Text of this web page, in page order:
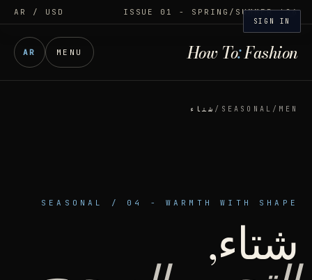
ISSUE 01 - SPRING/SUMMER '26
AR / USD
How To:Fashion
MENU
AR
MEN
/
SEASONAL
/ شتاء
SEASONAL / 04 - WARMTH WITH SHAPE
شتاء,
SIGN IN